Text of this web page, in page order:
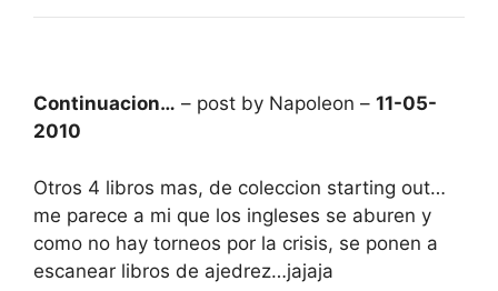
Continuacion… – post by Napoleon – 11-05-
2010
Otros 4 libros mas, de coleccion starting out…
me parece a mi que los ingleses se aburen y
como no hay torneos por la crisis, se ponen a
escanear libros de ajedrez…jajaja